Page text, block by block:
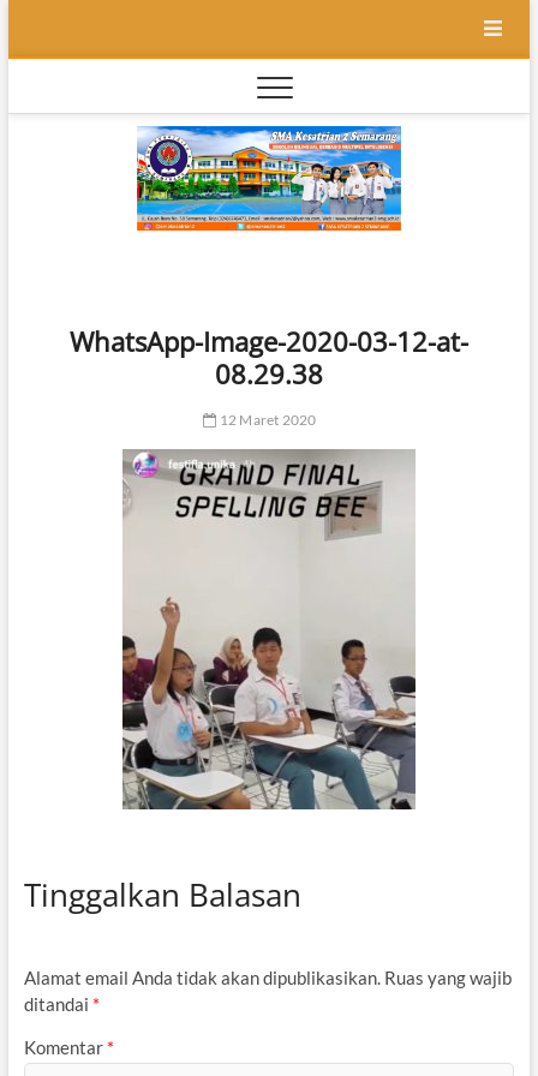
content
SMA
SEKOLAH
BILINGUAL
BERBASIS
MULTIPEL
WhatsApp-Image-2020-03-12-at-
08.29.38
12 Maret 2020
Tinggalkan Balasan
Alamat email Anda tidak akan dipublikasikan. Ruas yang wajib
ditandai *
Komentar *